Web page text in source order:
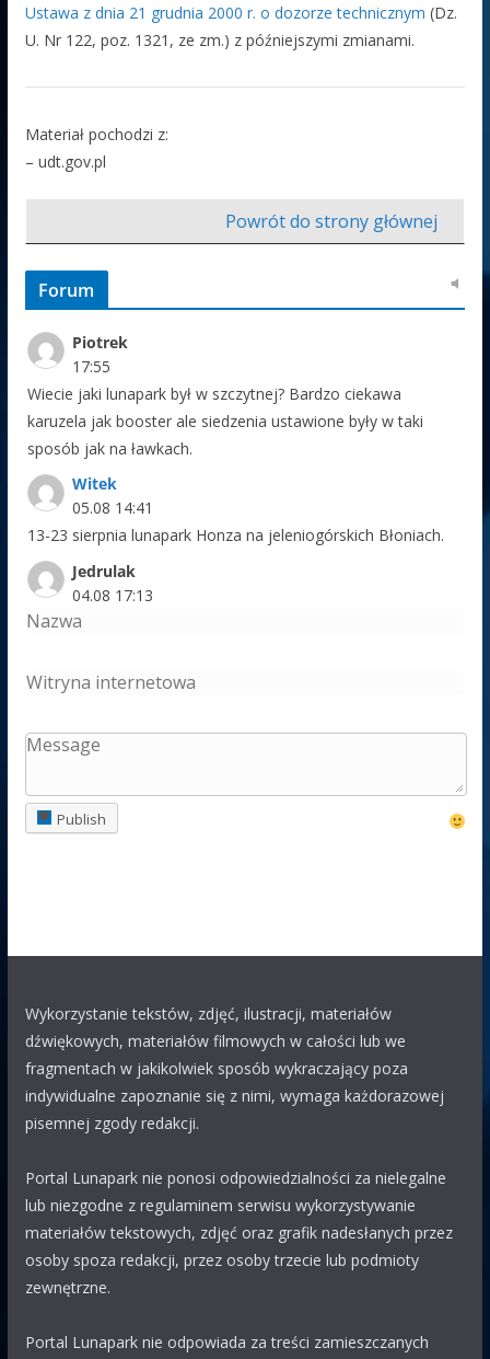
Ustawa z dnia 21 grudnia 2000 r. o dozorze technicznym (Dz.
U. Nr 122, poz. 1321, ze zm.) z późniejszymi zmianami.
Materiał pochodzi z:
– udt.gov.pl
Powrót do strony głównej
Forum
Piotrek
17:55
Wiecie jaki lunapark był w szczytnej? Bardzo ciekawa
karuzela jak booster ale siedzenia ustawione były w taki
sposób jak na ławkach.
Witek
05.08 14:41
13-23 sierpnia lunapark Honza na jeleniogórskich Błoniach.
Jedrulak
04.08 17:13
ErykUstronie Morskie
03.08 12:02
koncertami w bliskiej okolicy .880994658 PLN wsch
03.08 10:08
Na jarmarku Podchalańskim w tym roku będzie sztos , dwa
WOJTEK
WOJTEKty jestes chory , czy coś z toba nie tak
?
eAK
29.07 08:31
Jest lunapark na parkingu M1 Marki koło Burger King.
Tabor: wahadło, ławeczka, łabędzie, autodrom i reszta dla
małych dzieci.
Polak63
28.07 21:55
WOJTEKbardzo dobrze że omijają, pozdrawiam
WOJTEK
Publish
Wykorzystanie tekstów, zdjęć, ilustracji, materiałów
dźwiękowych, materiałów filmowych w całości lub we
fragmentach w jakikolwiek sposób wykraczający poza
indywidualne zapoznanie się z nimi, wymaga każdorazowej
pisemnej zgody redakcji.
Portal Lunapark nie ponosi odpowiedzialności za nielegalne
lub niezgodne z regulaminem serwisu wykorzystywanie
materiałów tekstowych, zdjęć oraz grafik nadesłanych przez
osoby spoza redakcji, przez osoby trzecie lub podmioty
zewnętrzne.
Portal Lunapark nie odpowiada za treści zamieszczanych